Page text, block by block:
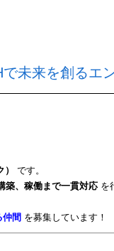
未来を創るエ
です。
築、稼働まで一貫対応 を
仲間 を募集しています！